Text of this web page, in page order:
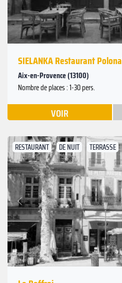
SIELANKA Restaurant
Aix-en-Provence (13100)
Nombre de places : 1-30 pers.
VOIR
RESTAURANT DE NUIT TERRASSE
Précédent